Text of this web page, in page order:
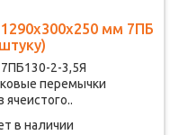
мм 7ПБ
2-3,5Я
перемычки
ячеистого..
в наличии